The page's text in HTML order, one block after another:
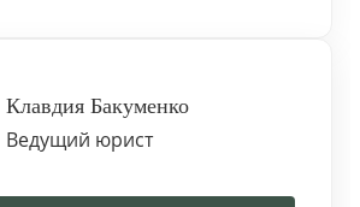
Клавдия Бакуменко
Ведущий юрист